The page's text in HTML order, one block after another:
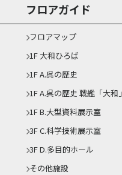
フロアガイド
フロアマップ
1F 大和ひろば
1F A.呉の歴史
1F A.呉の歴史 戦艦「大和」
1F B.大型資料展示室
3F C.科学技術展示室
3F D.多目的ホール
その他施設